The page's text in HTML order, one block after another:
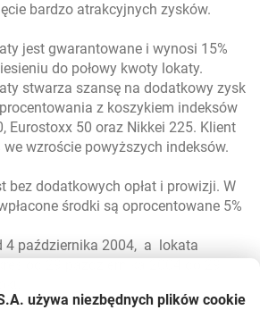
bardzo atrakcyjnych zysków.
jest gwarantowane i wynosi 15%
do połowy kwoty lokaty.
stwarza szansę na dodatkowy zysk
z koszykiem indeksów
Eurostoxx 50 oraz Nikkei 225. Klient
wzroście powyższych indeksów.
bez dodatkowych opłat i prowizji. W
środki są oprocentowane 5%
4 października 2004, a lokata
używa niezbędnych plików cookie